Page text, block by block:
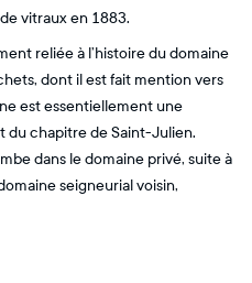
vitraux en 1883.
reliée à l’histoire du domaine
dont il est fait mention vers
est essentiellement une
chapitre de Saint-Julien.
dans le domaine privé, suite à
seigneurial voisin,